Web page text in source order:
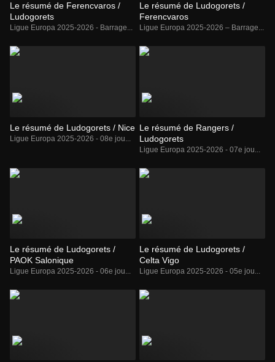
Le résumé de Ferencvaros /
Ludogorets
Ligue Europa 2025-2026 - Barrage...
Le résumé de Ludogorets /
Ferencvaros
Ligue Europa 2025-2026 – Barrage...
Le résumé de Ludogorets / Nice
Ligue Europa 2025-2026 - 08e jou...
Le résumé de Rangers /
Ludogorets
Ligue Europa 2025-2026 - 07e jou...
Le résumé de Ludogorets /
PAOK Salonique
Ligue Europa 2025-2026 - 06e jou...
Le résumé de Ludogorets /
Celta Vigo
Ligue Europa 2025-2026 - 05e jou...